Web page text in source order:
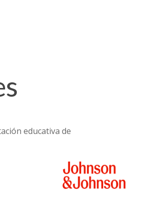
educativa de